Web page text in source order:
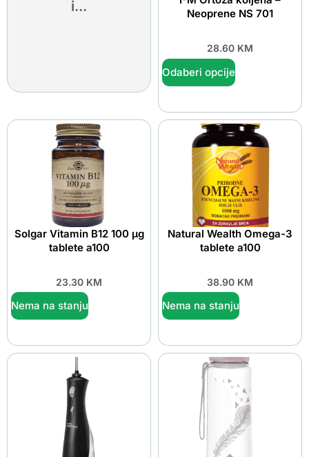
i...
Neoprene NS 701
28.60 KM
Odaberi opcije
Solgar Vitamin B12 100 μg
tablete a100
23.30 KM
Nema na stanju
Natural Wealth Omega-3
tablete a100
38.90 KM
Nema na stanju